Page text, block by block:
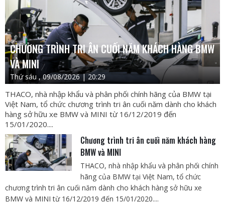
CHƯƠNG TRÌNH TRI ÂN CUỐI NĂM KHÁCH HÀNG BMW
VÀ MINI
Thứ sáu , 09/08/2026 | 20:29
THACO, nhà nhập khẩu và phân phối chính hãng của BMW tại
Việt Nam, tổ chức chương trình tri ân cuối năm dành cho khách
hàng sở hữu xe BMW và MINI từ 16/12/2019 đến
15/01/2020....
Chương trình tri ân cuối năm khách hàng
BMW và MINI
THACO, nhà nhập khẩu và phân phối chính
hãng của BMW tại Việt Nam, tổ chức
chương trình tri ân cuối năm dành cho khách hàng sở hữu xe
BMW và MINI từ 16/12/2019 đến 15/01/2020....